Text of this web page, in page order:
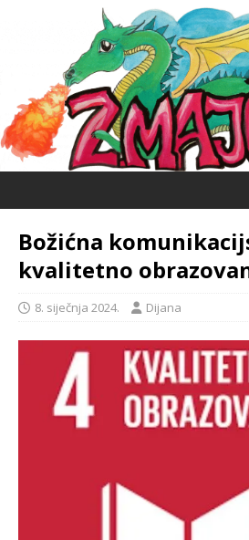
Božićna
kvalitetno
8. siječnja 2024. Dijana